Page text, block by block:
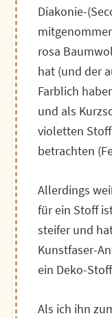
Diakonie-
rosa
hat (und der
Farblich
und als
violetten
betrachten
Allerdings
für ein Stoff
steifer und
Kunstfaser-
ein Deko-
Als ich ihn